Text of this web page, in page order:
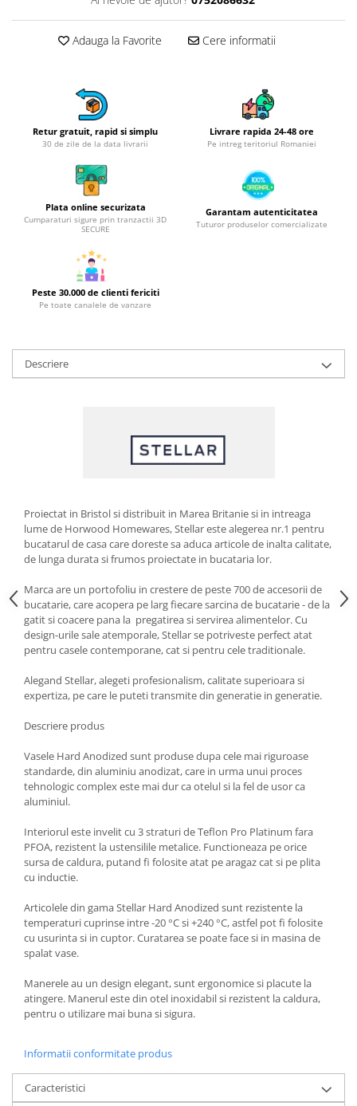
Accesorii mobilier
Dulapuri
Ustensile pentru gatit
Ascutitori cutite
Decojitoare fructe si legume
Foarfece alimentare
Mojare
Perii si bureti
Polonice, clesti, spatule, linguri
Prese, tocatoare si feliatoare
alimente
Strecuratori
Mixere
Odorizant frigider
Pensule bucatarie
Prosoape bucatarie
Seturi cutite
Ustensile de masurat
Ustensile fragezire carne
Vase pentru gatit
Oale si cratite
Tavi copt
Tigai
Vesela si tacamuri
Farfurii
Scurgatoare vase
Seturi de tacamuri
Suporturi pentru tacamuri
Cani
Cesti
Scrumiere
Seturi vesela
Suporturi pahare, cesti, cani
Ustensile cofetarie si patiserie
Adauga la Favorite Cere informatii
Retur gratuit, rapid si simplu
30 de zile de la data livrarii
Livrare rapida 24-48 ore
Pe intreg teritoriul Romaniei
Plata online securizata
Cumparaturi sigure prin tranzactii 3D
SECURE
Garantam autenticitatea
Tuturor produselor comercializate
Peste 30.000 de clienti fericiti
Pe toate canalele de vanzare
Descriere
Proiectat in Bristol si distribuit in Marea Britanie si in intreaga
lume de Horwood Homewares, Stellar este alegerea nr.1 pentru
bucatarul de casa care doreste sa aduca articole de inalta calitate,
de lunga durata si frumos proiectate in bucataria lor.
Marca are un portofoliu in crestere de peste 700 de accesorii de
bucatarie, care acopera pe larg fiecare sarcina de bucatarie - de la
gatit si coacere pana la pregatirea si servirea alimentelor. Cu
design-urile sale atemporale, Stellar se potriveste perfect atat
pentru casele contemporane, cat si pentru cele traditionale.
Alegand Stellar, alegeti profesionalism, calitate superioara si
expertiza, pe care le puteti transmite din generatie in generatie.
Descriere produs
Vasele Hard Anodized sunt produse dupa cele mai riguroase
standarde, din aluminiu anodizat, care in urma unui proces
tehnologic complex este mai dur ca otelul si la fel de usor ca
aluminiul.
Interiorul este invelit cu 3 straturi de Teflon Pro Platinum fara
PFOA, rezistent la ustensilile metalice. Functioneaza pe orice
sursa de caldura, putand fi folosite atat pe aragaz cat si pe plita
cu inductie.
Articolele din gama Stellar Hard Anodized sunt rezistente la
temperaturi cuprinse intre -20 °C si +240 °C, astfel pot fi folosite
cu usurinta si in cuptor. Curatarea se poate face si in masina de
spalat vase.
Manerele au un design elegant, sunt ergonomice si placute la
atingere. Manerul este din otel inoxidabil si rezistent la caldura,
pentru o utilizare mai buna si sigura.
Informatii conformitate produs
Caracteristici